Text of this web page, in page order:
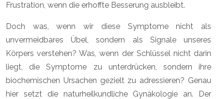
Frustration, wenn die erhoffte Besserung ausbleibt.
Doch was, wenn wir diese Symptome nicht als
unvermeidbares Übel, sondern als Signale unseres
Körpers verstehen? Was, wenn der Schlüssel nicht darin
liegt, die Symptome zu unterdrücken, sondern ihre
biochemischen Ursachen gezielt zu adressieren? Genau
hier setzt die naturheilkundliche Gynäkologie an. Der